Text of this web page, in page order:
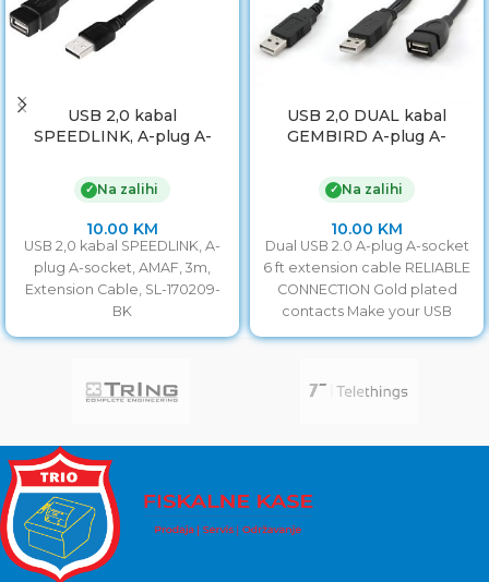
USB 2,0 kabal
SPEEDLINK, A-plug A-
Extension Cable, SL-
170209-BK
✓ Na zalihi
10.00 KM
USB 2,0 kabal SPEEDLINK, A-
plug A-socket, AMAF, 3m,
Extension Cable, SL-170209-
BK
USB 2,0 DUAL kabal
GEMBIRD A-plug A-
AMAF-6
✓ Na zalihi
10.00 KM
Dual USB 2.0 A-plug A-socket
6 ft extension cable RELIABLE
CONNECTION Gold plated
contacts Make your USB
cables longer.